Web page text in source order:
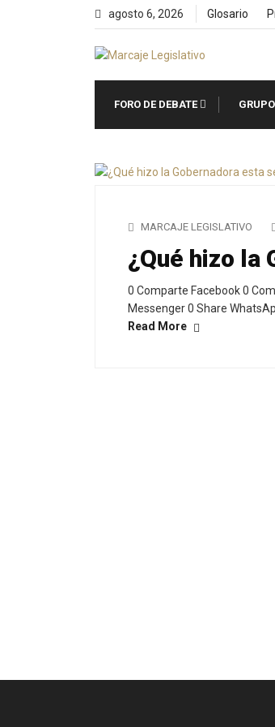
agosto 6, 2026 Glosario
FORO DE DEBATE
MARCAJE LEGISLATIVO
¿Qué hizo la
0 Comparte Facebook 0
Messenger 0 Share
Read More